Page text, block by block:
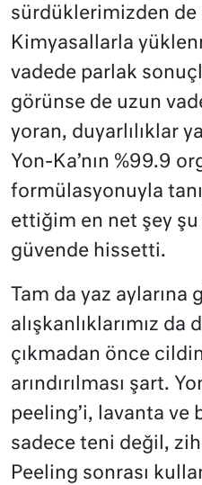
sürdüklerimizden de
Kimyasallarla
vadede parlak
görünse de uzun
yoran, duyarlılıklar
Yon-Ka’nın %99.9
formülasyonuyla
ettiğim en net şey
güvende hissetti.
Tam da yaz aylarına
alışkanlıklarımız da
çıkmadan önce
arındırılması şart.
peeling’i, lavanta ve
sadece teni değil,
Peeling sonrası